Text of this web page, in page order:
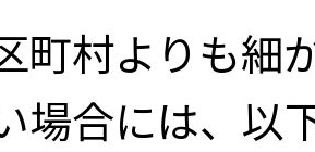
町村よりも細
場合には、以